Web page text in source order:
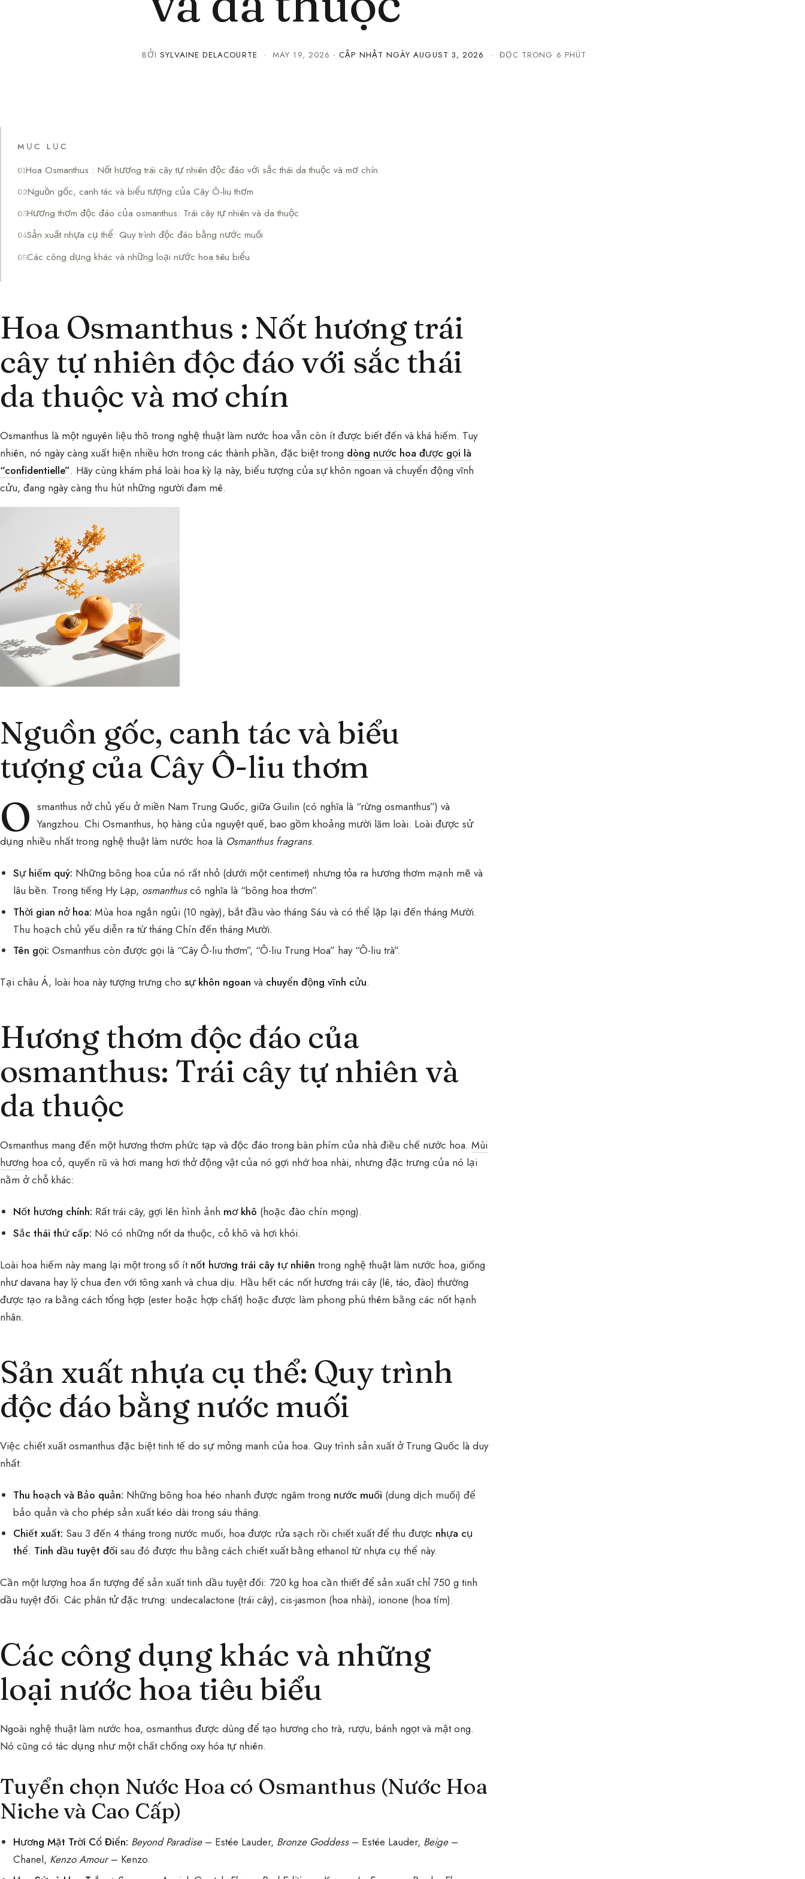
BỞISYLVAINE DELACOURTE ·MAY 19, 2026 · CẬP NHẬT NGÀYAUGUST 3, 2026 · ĐỌC TRONG 6 PHÚT
MỤC LỤC
Hoa Osmanthus : Nốt hương trái cây tự nhiên độc đáo với sắc thái da thuộc và mơ chín
Nguồn gốc, canh tác và biểu tượng của Cây Ô-liu thơm
Hương thơm độc đáo của osmanthus: Trái cây tự nhiên và da thuộc
Sản xuất nhựa cụ thể: Quy trình độc đáo bằng nước muối
Các công dụng khác và những loại nước hoa tiêu biểu
Hoa Osmanthus : Nốt hương trái
cây tự nhiên độc đáo với sắc thái
da thuộc và mơ chín
Osmanthus là một nguyên liệu thô trong nghệ thuật làm nước hoa vẫn còn ít được biết đến và khá hiếm. Tuy
nhiên, nó ngày càng xuất hiện nhiều hơn trong các thành phần, đặc biệt trong dòng nước hoa được gọi là
“confidentielle”. Hãy cùng khám phá loài hoa kỳ lạ này, biểu tượng của sự khôn ngoan và chuyển động vĩnh
cửu, đang ngày càng thu hút những người đam mê.
Nguồn gốc, canh tác và biểu
tượng của Cây Ô-liu thơm
O smanthus nở chủ yếu ở miền Nam Trung Quốc, giữa Guilin (có nghĩa là “rừng osmanthus”) và
Yangzhou. Chi Osmanthus, họ hàng của nguyệt quế, bao gồm khoảng mười lăm loài. Loài được sử
dụng nhiều nhất trong nghệ thuật làm nước hoa là Osmanthus fragrans.
Sự hiếm quý: Những bông hoa của nó rất nhỏ (dưới một centimet) nhưng tỏa ra hương thơm mạnh mẽ và
lâu bền. Trong tiếng Hy Lạp, osmanthuscó nghĩa là “bông hoa thơm”.
Thời gian nở hoa: Mùa hoa ngắn ngủi (10 ngày), bắt đầu vào tháng Sáu và có thể lặp lại đến tháng Mười.
Thu hoạch chủ yếu diễn ra từ tháng Chín đến tháng Mười.
Tên gọi: Osmanthus còn được gọi là “Cây Ô-liu thơm”, “Ô-liu Trung Hoa” hay “Ô-liu trà”.
Tại châu Á, loài hoa này tượng trưng cho sự khôn ngoan và chuyển động vĩnh cửu.
Hương thơm độc đáo của
osmanthus: Trái cây tự nhiên và
da thuộc
Osmanthus mang đến một hương thơm phức tạp và độc đáo trong bàn phím của nhà điều chế nước hoa. Mùi
hương hoa cỏ, quyến rũ và hơi mang hơi thở động vật của nó gợi nhớ hoa nhài, nhưng đặc trưng của nó lại
nằm ở chỗ khác:
Nốt hương chính: Rất trái cây, gợi lên hình ảnh mơ khô (hoặc đào chín mọng).
Sắc thái thứ cấp: Nó có những nốt da thuộc, cỏ khô và hơi khói.
Loài hoa hiếm này mang lại một trong số ít nốt hương trái cây tự nhiên trong nghệ thuật làm nước hoa, giống
như davana hay lý chua đen với tông xanh và chua dịu. Hầu hết các nốt hương trái cây (lê, táo, đào) thường
được tạo ra bằng cách tổng hợp (ester hoặc hợp chất) hoặc được làm phong phú thêm bằng các nốt hạnh
nhân.
Sản xuất nhựa cụ thể: Quy trình
độc đáo bằng nước muối
Việc chiết xuất osmanthus đặc biệt tinh tế do sự mỏng manh của hoa. Quy trình sản xuất ở Trung Quốc là duy
nhất:
Thu hoạch và Bảo quản: Những bông hoa héo nhanh được ngâm trong nước muối (dung dịch muối) để
bảo quản và cho phép sản xuất kéo dài trong sáu tháng.
Chiết xuất: Sau 3 đến 4 tháng trong nước muối, hoa được rửa sạch rồi chiết xuất để thu được nhựa cụ
thể. Tinh dầu tuyệt đối sau đó được thu bằng cách chiết xuất bằng ethanol từ nhựa cụ thể này.
Cần một lượng hoa ấn tượng để sản xuất tinh dầu tuyệt đối: 720 kg hoa cần thiết để sản xuất chỉ 750 g tinh
dầu tuyệt đối. Các phân tử đặc trưng: undecalactone (trái cây), cis-jasmon (hoa nhài), ionone (hoa tím).
Các công dụng khác và những
loại nước hoa tiêu biểu
Ngoài nghệ thuật làm nước hoa, osmanthus được dùng để tạo hương cho trà, rượu, bánh ngọt và mật ong.
Nó cũng có tác dụng như một chất chống oxy hóa tự nhiên.
Tuyển chọn Nước Hoa có Osmanthus (Nước Hoa
Niche và Cao Cấp)
Hương Mặt Trời Cổ Điển: Beyond Paradise– Estée Lauder, Bronze Goddess– Estée Lauder, Beige–
Chanel, Kenzo Amour– Kenzo.